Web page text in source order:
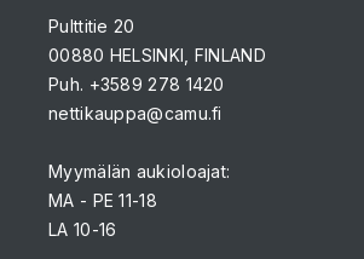
Pulttitie 20
00880 HELSINKI, FINLAND
Puh. +3589 278 1420
nettikauppa@camu.fi
Myymälän aukioloajat:
MA - PE 11-18
LA 10-16